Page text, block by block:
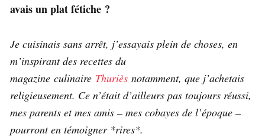
avais un plat fétiche ?
Je cuisinais sans arrêt, j’essayais plein de choses, en
m’inspirant des recettes du
magazine culinaire Thuriès notamment, que j’achetais
religieusement. Ce n’était d’ailleurs pas toujours réussi,
mes parents et mes amis – mes cobayes de l’époque –
pourront en témoigner *rires*.